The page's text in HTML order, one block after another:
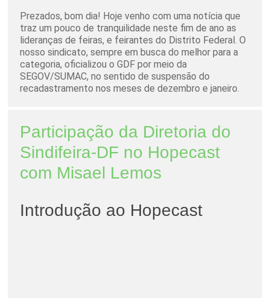
Prezados, bom dia! Hoje venho com uma notícia que
traz um pouco de tranquilidade neste fim de ano as
lideranças de feiras, e feirantes do Distrito Federal. O
nosso sindicato, sempre em busca do melhor para a
categoria, oficializou o GDF por meio da
SEGOV/SUMAC, no sentido de suspensão do
recadastramento nos meses de dezembro e janeiro.
Participação da Diretoria do
Sindifeira-DF no Hopecast
com Misael Lemos
Introdução ao Hopecast